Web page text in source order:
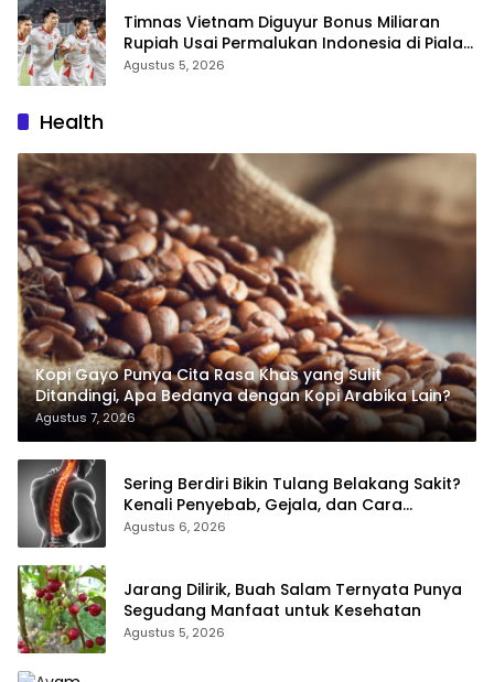
Timnas Vietnam Diguyur Bonus Miliaran
Rupiah Usai Permalukan Indonesia di Piala
AFF 2026
Agustus 5, 2026
Health
Kopi Gayo Punya Cita Rasa Khas yang Sulit
Ditandingi, Apa Bedanya dengan Kopi Arabika Lain?
Agustus 7, 2026
Sering Berdiri Bikin Tulang Belakang Sakit?
Kenali Penyebab, Gejala, dan Cara
Mengatasinya
Agustus 6, 2026
Jarang Dilirik, Buah Salam Ternyata Punya
Segudang Manfaat untuk Kesehatan
Agustus 5, 2026